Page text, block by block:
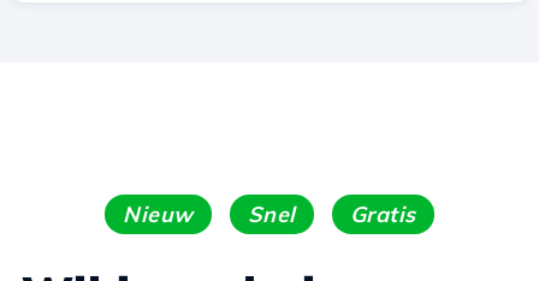
Nieuw Snel Gratis